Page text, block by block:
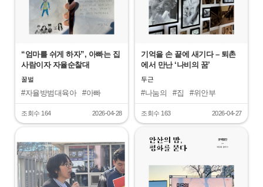
“엄마를 쉬게 하자”, 아빠는 집
사람이자 자율순찰대
꿀벌
#자율방범대육아
#아빠
#살림
#마을활동가
조회수 164 2026-04-28
기억을 손 끝에 새기다 – 퇴촌
에서 만난 ‘나비의 꿈’
두근
#나눔의 #집 #위안부
조회수 163 2026-04-27
" "